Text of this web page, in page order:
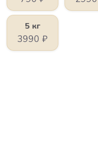
5 кг
3990₽